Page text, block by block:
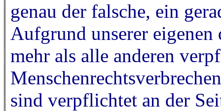
genau der falsche, ein
Aufgrund unserer
mehr als alle anderen
sind verpflichtet an der